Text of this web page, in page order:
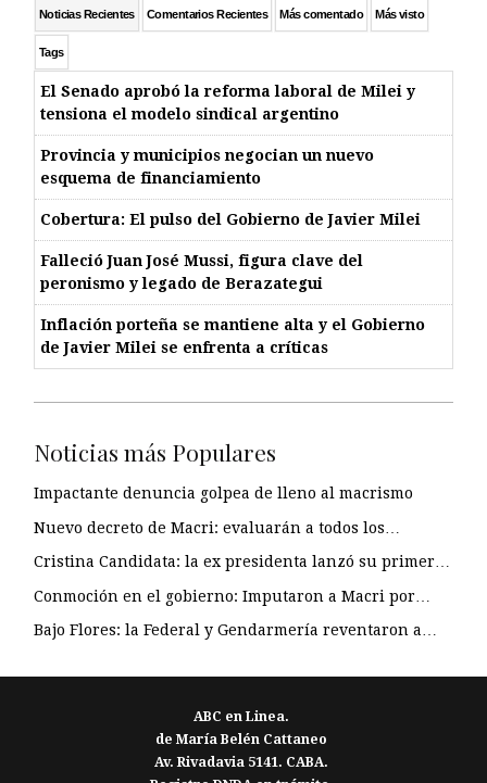
Noticias Recientes Comentarios Recientes Más comentado Más visto
Tags
El Senado aprobó la reforma laboral de Milei y
tensiona el modelo sindical argentino
Provincia y municipios negocian un nuevo
esquema de financiamiento
Cobertura: El pulso del Gobierno de Javier Milei
Falleció Juan José Mussi, figura clave del
peronismo y legado de Berazategui
Inflación porteña se mantiene alta y el Gobierno
de Javier Milei se enfrenta a críticas
Noticias más Populares
Impactante denuncia golpea de lleno al macrismo
Nuevo decreto de Macri: evaluarán a todos los…
Cristina Candidata: la ex presidenta lanzó su primer…
Conmoción en el gobierno: Imputaron a Macri por…
Bajo Flores: la Federal y Gendarmería reventaron a…
ABC en Linea.
de María Belén Cattaneo
Av. Rivadavia 5141. CABA.